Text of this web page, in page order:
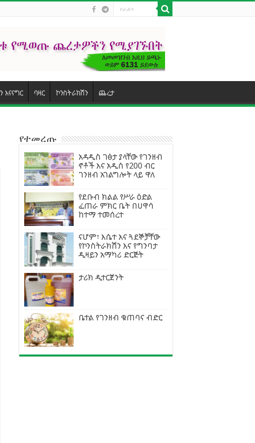
እናናግር ባዛር ኮንስትራክሽን ጨረታ
የተመረጡ
አዳዲስ ገፅታ ያላቸው የገንዘብ
ኖቶች እና አዲስ የ200 ብር
ገንዘብ አገልግሎት ላይ ዋለ
የደቡብ ክልል የሥራ ዕድል
ፈጠራ ምክር ቤት በሀዋሳ
ከተማ ተመሰረተ
ናሆም፣ እሴተ እና ጓደኞቻቸው
የኮንስትራክሽን እና የግንባታ
ዲዛይን አማካሪ ድርጅት
ታሪክ ዲተርጀንት
ቤተል የገንዘብ ቁጠባና ብድር